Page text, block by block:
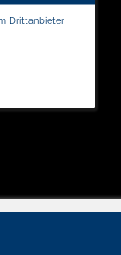
Drittanbieter